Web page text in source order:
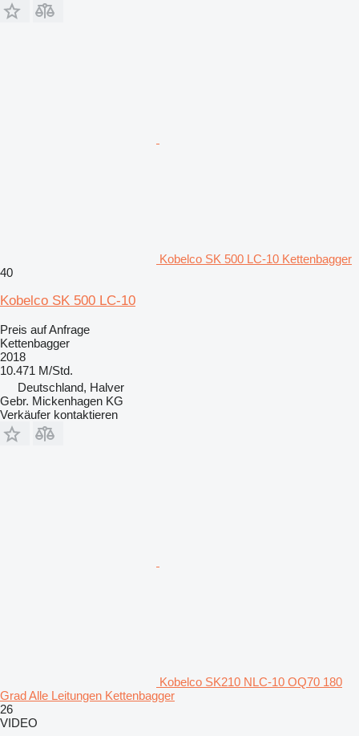
Kobelco SK 500 LC-10 Kettenbagger
40
Kobelco SK 500 LC-10
Preis auf Anfrage
Kettenbagger
2018
10.471 M/Std.
Deutschland, Halver
Gebr. Mickenhagen KG
Verkäufer kontaktieren
Kobelco SK210 NLC-10 OQ70 180
Grad Alle Leitungen Kettenbagger
26
VIDEO